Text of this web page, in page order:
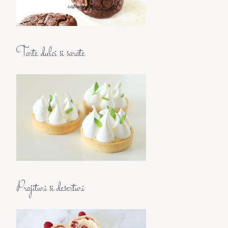
Tarte dulci si sarate
Prajituri si deserturi